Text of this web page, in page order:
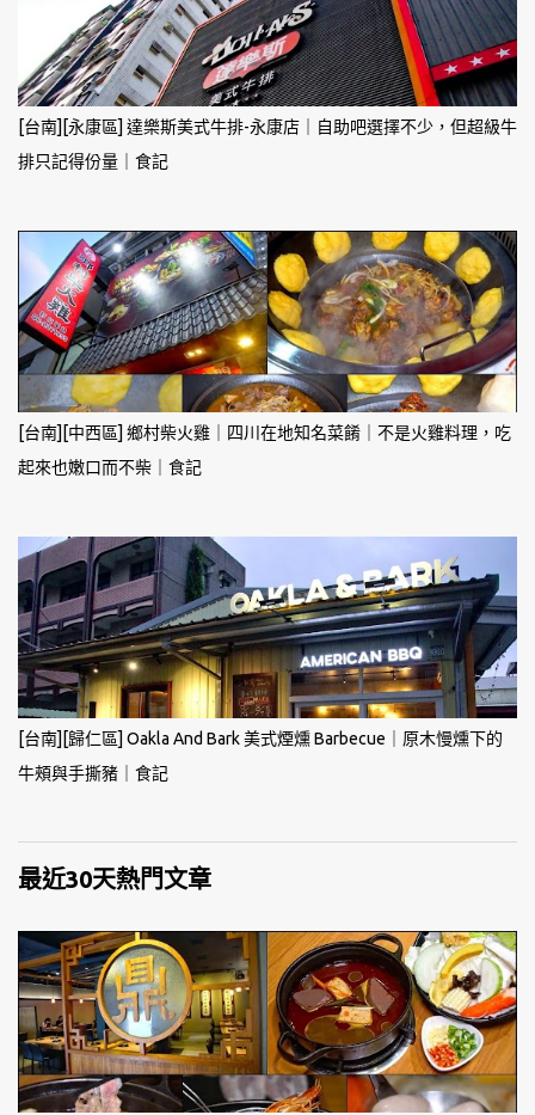
[台南][永康區] 達樂斯美式牛排-永康店｜自助吧選擇不少，但超級牛
排只記得份量｜食記
[台南][中西區] 鄉村柴火雞｜四川在地知名菜餚｜不是火雞料理，吃
起來也嫩口而不柴｜食記
[台南][歸仁區] Oakla And Bark 美式煙燻 Barbecue｜原木慢燻下的
牛頰與手撕豬｜食記
最近30天熱門文章